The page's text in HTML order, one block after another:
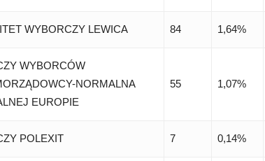
WYBORCZY LEWICA 84 1,64%
WYBORCÓW
NORMALNA
EUROPIE
55 1,07%
POLEXIT 7 0,14%